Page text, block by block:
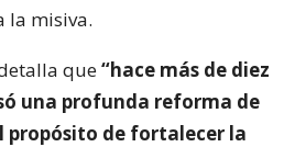
la misiva.
que“hace más de diez
una profunda reforma de
propósito de fortalecer la